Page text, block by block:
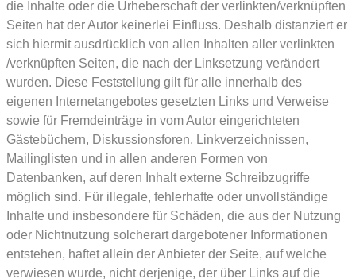
die Inhalte oder die Urheberschaft der verlinkten/verknüpften
Seiten hat der Autor keinerlei Einfluss. Deshalb distanziert er
sich hiermit ausdrücklich von allen Inhalten aller verlinkten
/verknüpften Seiten, die nach der Linksetzung verändert
wurden. Diese Feststellung gilt für alle innerhalb des
eigenen Internetangebotes gesetzten Links und Verweise
sowie für Fremdeinträge in vom Autor eingerichteten
Gästebüchern, Diskussionsforen, Linkverzeichnissen,
Mailinglisten und in allen anderen Formen von
Datenbanken, auf deren Inhalt externe Schreibzugriffe
möglich sind. Für illegale, fehlerhafte oder unvollständige
Inhalte und insbesondere für Schäden, die aus der Nutzung
oder Nichtnutzung solcherart dargebotener Informationen
entstehen, haftet allein der Anbieter der Seite, auf welche
verwiesen wurde, nicht derjenige, der über Links auf die